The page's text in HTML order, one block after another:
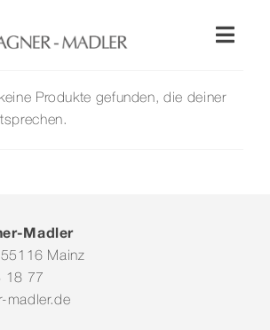
Produkte gefunden, die deiner
Madler
Mainz
18 77
madler.de